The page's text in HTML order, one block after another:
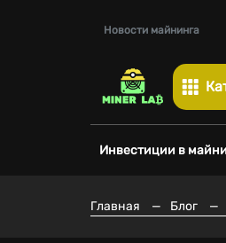
Новости майнинга
Инвестиции в
Главная — Блог —